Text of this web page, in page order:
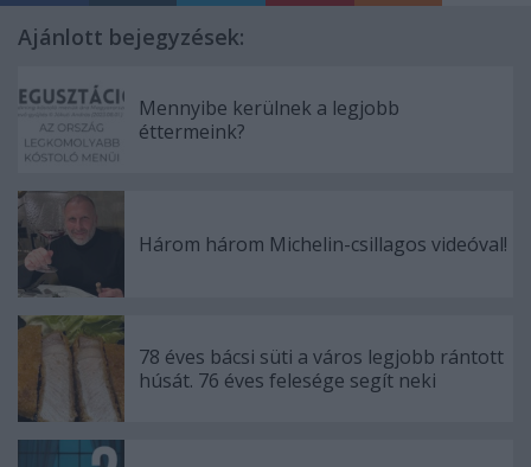
Ajánlott bejegyzések:
Mennyibe kerülnek a legjobb
éttermeink?
Három három Michelin-csillagos videóval!
78 éves bácsi süti a város legjobb rántott
húsát. 76 éves felesége segít neki